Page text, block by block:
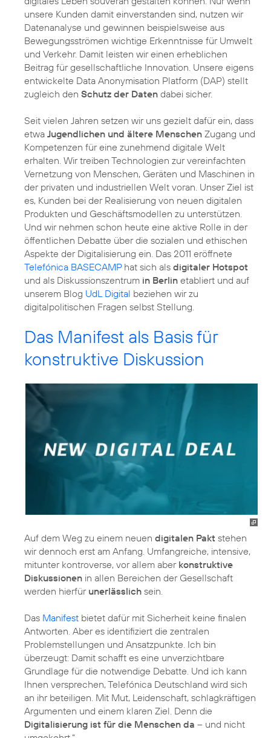
unsere Kunden damit einverstanden sind, nutzen wir
Datenanalyse und gewinnen beispielsweise aus
Bewegungsströmen wichtige Erkenntnisse für Umwelt
und Verkehr. Damit leisten wir einen erheblichen
Beitrag für gesellschaftliche Innovation. Unsere eigens
entwickelte Data Anonymisation Platform (DAP) stellt
zugleich den Schutz der Daten dabei sicher.
Seit vielen Jahren setzen wir uns gezielt dafür ein, dass
etwa Jugendlichen und ältere Menschen Zugang und
Kompetenzen für eine zunehmend digitale Welt
erhalten. Wir treiben Technologien zur vereinfachten
Vernetzung von Menschen, Geräten und Maschinen in
der privaten und industriellen Welt voran. Unser Ziel ist
es, Kunden bei der Realisierung von neuen digitalen
Produkten und Geschäftsmodellen zu unterstützen.
Und wir nehmen schon heute eine aktive Rolle in der
öffentlichen Debatte über die sozialen und ethischen
Aspekte der Digitalisierung ein. Das 2011 eröffnete
Telefónica BASECAMPhat sich als digitaler Hotspot
und als Diskussionszentrum in Berlin etabliert und auf
unserem Blog UdL Digital beziehen wir zu
digitalpolitischen Fragen selbst Stellung.
Das Manifest als Basis für
konstruktive Diskussion
Auf dem Weg zu einem neuen digitalen Pakt stehen
wir dennoch erst am Anfang. Umfangreiche, intensive,
mitunter kontroverse, vor allem aber konstruktive
Diskussionen in allen Bereichen der Gesellschaft
werden hierfür unerlässlich sein.
Das Manifest bietet dafür mit Sicherheit keine finalen
Antworten. Aber es identifiziert die zentralen
Problemstellungen und Ansatzpunkte. Ich bin
überzeugt: Damit schafft es eine unverzichtbare
Grundlage für die notwendige Debatte. Und ich kann
Ihnen versprechen, Telefónica Deutschland wird sich
an ihr beteiligen. Mit Mut, Leidenschaft, schlagkräftigen
Argumenten und einem klaren Ziel. Denn die
Digitalisierung ist für die Menschen da – und nicht